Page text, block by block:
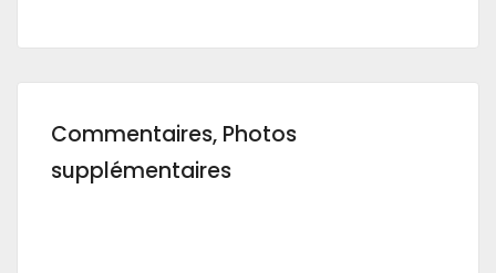
Commentaires, Photos
supplémentaires